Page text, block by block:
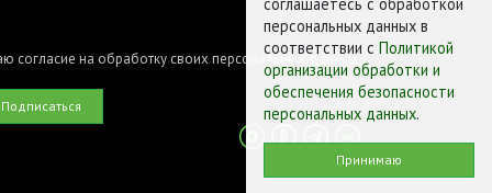
согласие на обработку своих персональных данных
персональных данных в
соответствии с Политикой
организации обработки и
обеспечения безопасности
персональных данных.
Принимаю